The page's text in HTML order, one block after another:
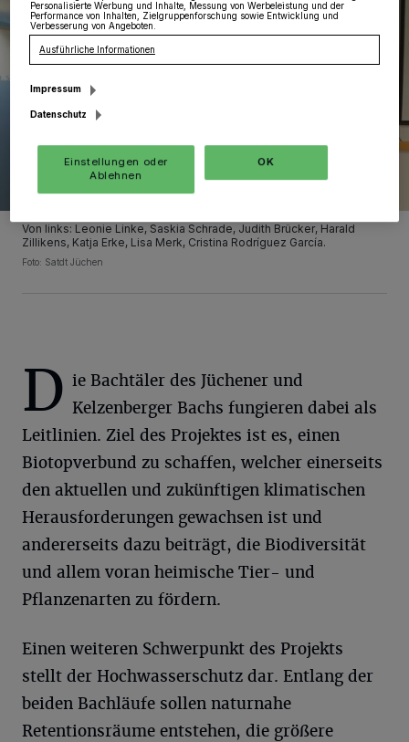
Von links: Leonie Linke, Saskia Schrade, Judith Brücker, Harald
Zillikens, Katja Erke, Lisa Merk, Cristina Rodríguez García.
Foto: Satdt Jüchen
D ie Bachtäler des Jüchener und
Kelzenberger Bachs fungieren dabei als
Leitlinien. Ziel des Projektes ist es, einen
Biotopverbund zu schaffen, welcher einerseits
den aktuellen und zukünftigen klimatischen
Herausforderungen gewachsen ist und
andererseits dazu beiträgt, die Biodiversität
und allem voran heimische Tier- und
Pflanzenarten zu fördern.
Einen weiteren Schwerpunkt des Projekts
stellt der Hochwasserschutz dar. Entlang der
beiden Bachläufe sollen naturnahe
Retentionsräume entstehen, die größere
Personalisierte Werbung und Inhalte, Messung von Werbeleistung und der
Performance von Inhalten, Zielgruppenforschung sowie Entwicklung und
Verbesserung von Angeboten.
Ausführliche Informationen
Impressum
Datenschutz
Einstellungen oder
Ablehnen
OK